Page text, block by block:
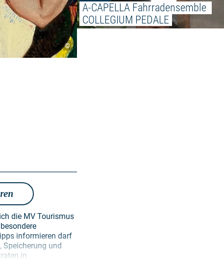
©
A-CAPELLA Fahrradensemble
COLLEGIUM PEDALE
die MV Tourismus
informieren darf
Speicherung und
in